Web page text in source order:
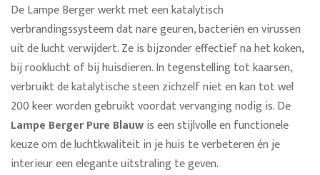
De Lampe Berger werkt met een katalytisch
verbrandingssysteem dat nare geuren, bacteriën en virussen
uit de lucht verwijdert. Ze is bijzonder effectief na het koken,
bij rooklucht of bij huisdieren. In tegenstelling tot kaarsen,
verbruikt de katalytische steen zichzelf niet en kan tot wel
200 keer worden gebruikt voordat vervanging nodig is. De
Lampe Berger Pure Blauwis een stijlvolle en functionele
keuze om de luchtkwaliteit in je huis te verbeteren én je
interieur een elegante uitstraling te geven.